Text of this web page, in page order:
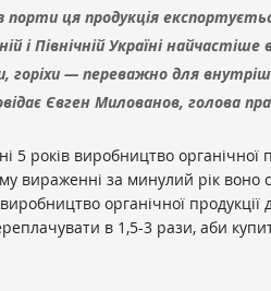
порти ця продукція
і Північній Україні
горіхи — переважно для
Євген Милованов, голова
5 років виробництво органічної
вираженні за минулий рік
органічної
в 1,5-3 рази, аби